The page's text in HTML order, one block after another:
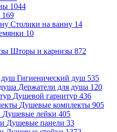
1044
169
Столики на ванну 14
10
Шторы и карнизы 872
Гигиенический душ 535
Держатели для душа 120
Душевой гарнитур 436
Душевые комплекты 905
Душевые лейки 405
Душевые панели 33